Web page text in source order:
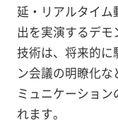
延・リアルタイム
出を実演するデ
技術は、将来的に
ン会議の明瞭化
ミュニケーショ
れます。